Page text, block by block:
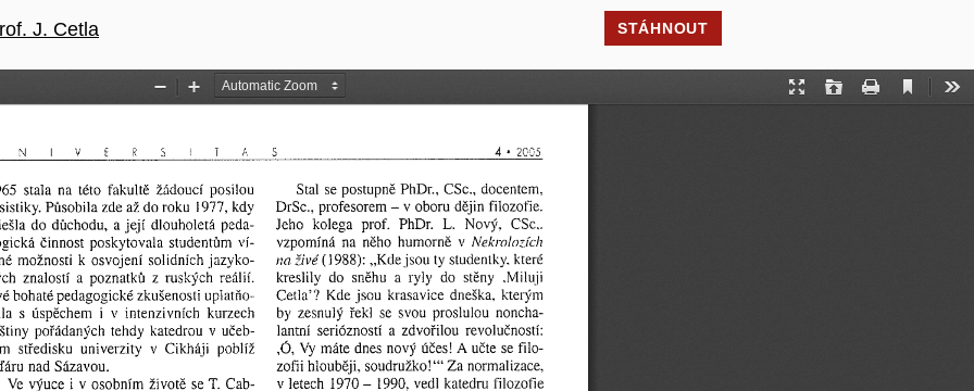
J. Cetla STÁHNOUT